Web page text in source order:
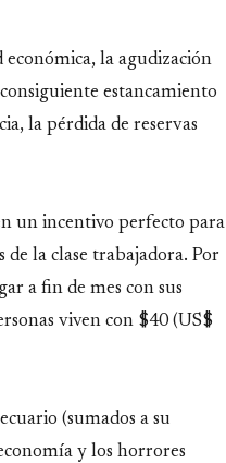
la agudización
estancamiento
la pérdida de reservas
un incentivo perfecto para
de la clase trabajadora. Por
a fin de mes con sus
viven con $40 (US$
(sumados a su
y los horrores